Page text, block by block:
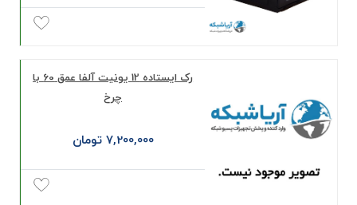
رک ایستاده 12 یونیت آلفا عمق 60 با
چرخ
7,200,000 تومان